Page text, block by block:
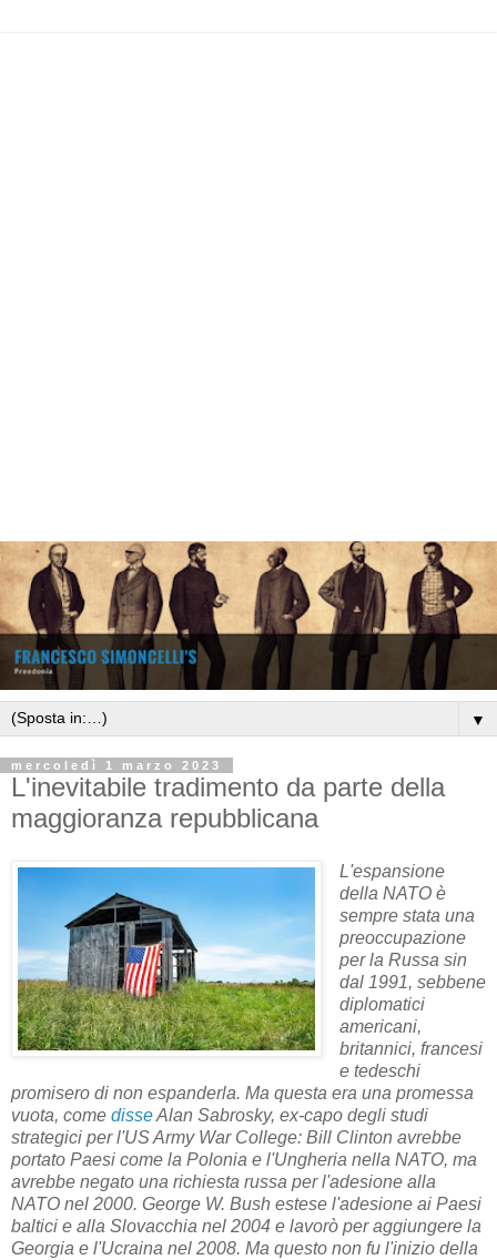
▼
mercoledì 1 marzo 2023
L'inevitabile tradimento da parte della
maggioranza repubblicana
L'espansione
della NATO è
sempre stata una
preoccupazione
per la Russa sin
dal 1991, sebbene
diplomatici
americani,
britannici, francesi
e tedeschi
promisero di non espanderla. Ma questa era una promessa
vuota, come disseAlan Sabrosky, ex-capo degli studi
strategici per l'US Army War College: Bill Clinton avrebbe
portato Paesi come la Polonia e l'Ungheria nella NATO, ma
avrebbe negato una richiesta russa per l'adesione alla
NATO nel 2000. George W. Bush estese l'adesione ai Paesi
baltici e alla Slovacchia nel 2004 e lavorò per aggiungere la
Georgia e l'Ucraina nel 2008. Ma questo non fu l'inizio della